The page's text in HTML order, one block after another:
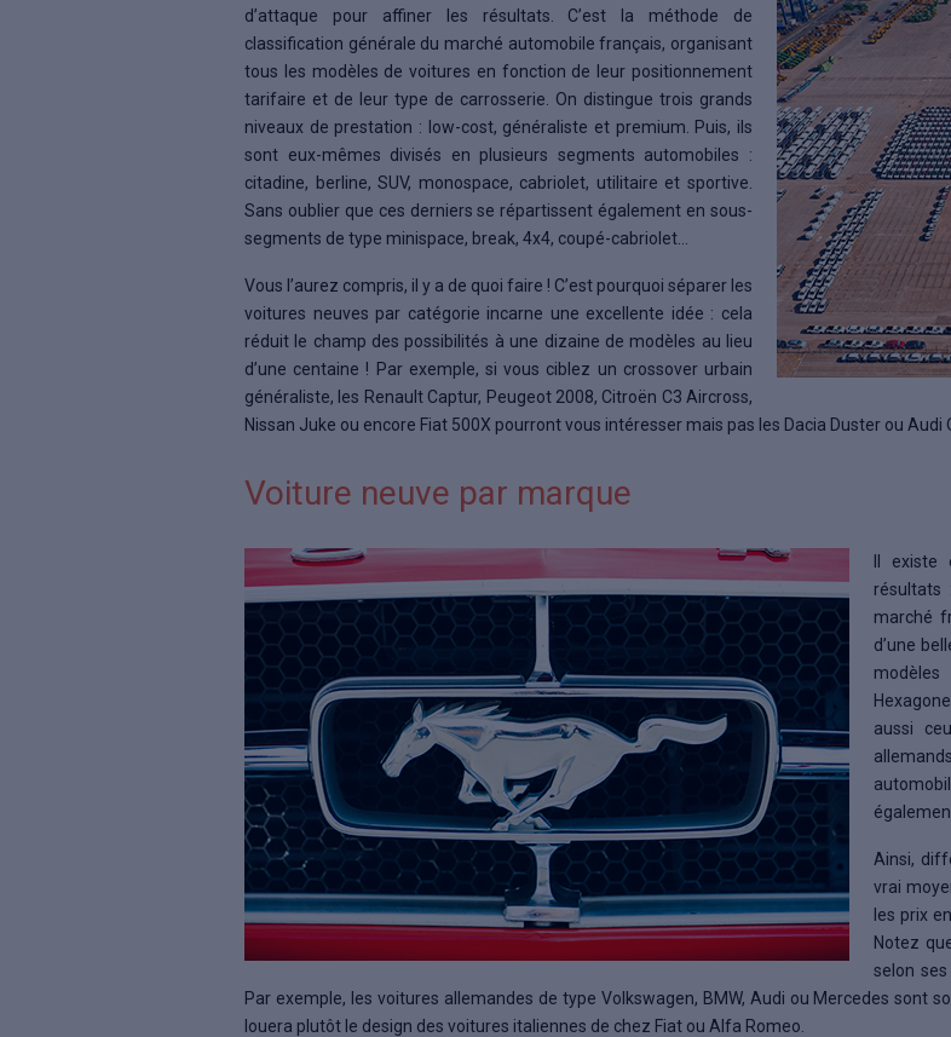
d’attaque pour affiner les résultats. C’est la méthode de
classification générale du marché automobile français, organisant
tous les modèles de voitures en fonction de leur positionnement
tarifaire et de leur type de carrosserie. On distingue trois grands
niveaux de prestation : low-cost, généraliste et premium. Puis, ils
sont eux-mêmes divisés en plusieurs segments automobiles :
citadine, berline, SUV, monospace, cabriolet, utilitaire et sportive.
Sans oublier que ces derniers se répartissent également en sous-
segments de type minispace, break, 4x4, coupé-cabriolet…
Vous l’aurez compris, il y a de quoi faire ! C’est pourquoi séparer les
voitures neuves par catégorie incarne une excellente idée : cela
réduit le champ des possibilités à une dizaine de modèles au lieu
d’une centaine ! Par exemple, si vous ciblez un crossover urbain
généraliste, les Renault Captur, Peugeot 2008, Citroën C3 Aircross,
Nissan Juke ou encore Fiat 500X pourront vous intéresser mais pas les Dacia Duster ou Audi
Voiture neuve par marque
Il
marché
d’une
aussi
Ainsi,
vrai
les prix
Notez
selon
Par exemple, les voitures allemandes de type Volkswagen, BMW, Audi ou Mercedes sont
louera plutôt le design des voitures italiennes de chez Fiat ou Alfa Romeo.